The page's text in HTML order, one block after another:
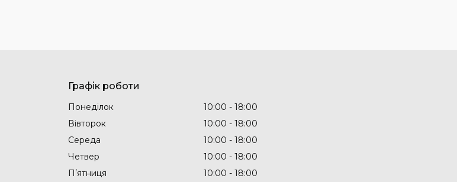
Графік роботи
Понеділок 10:00
18:00
Вівторок
10:00
18:00
Середа
10:00
18:00
Четвер
10:00
18:00
Пʼятниця
10:00
18:00